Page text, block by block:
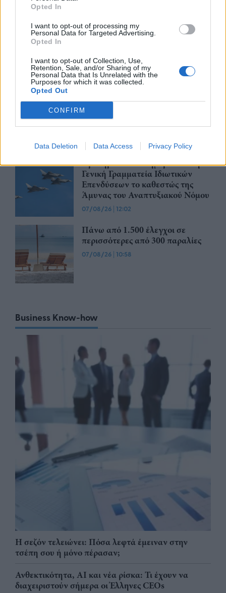
Opted In
I want to opt-out of processing my
Personal Data for Targeted Advertising.
Opted In
I want to opt-out of Collection, Use,
Retention, Sale, and/or Sharing of my
Personal Data that Is Unrelated with the
Purposes for which it was collected.
Opted Out
CONFIRM
Data Deletion Data Access Privacy Policy
Ξεκινούν τα δοκιμαστικά
δρομολόγια της επέκτασης του
Καλαμαριά
07/08/26|13:10
η αντικατάσταση σιδηροτροχιών
στις Γραμμές 2 και 3 - Το έργο
ολοκληρώνεται 5 μήνες νωρίτερα
07/08/26
Προκηρύσσεται σήμερα από τη
Γενική Γραμματεία Ιδιωτικών
Επενδύσεων το καθεστώς της
Άμυνας του Αναπτυξιακού Νόμου
07/08/26 | 12:02
Πάνω από 1.500 έλεγχοι σε
περισσότερες από 300 παραλίες
07/08/26 | 10:58
Business Know-how
Η σεζόν τελειώνει: Πόσα λεφτά έμειναν στην
τσέπη σου ή μόνο πέρασαν;
Ανθεκτικότητα, AI και νέα ρίσκα: Τι έχουν να
διαχειριστούν σήμερα οι Έλληνες CEOs